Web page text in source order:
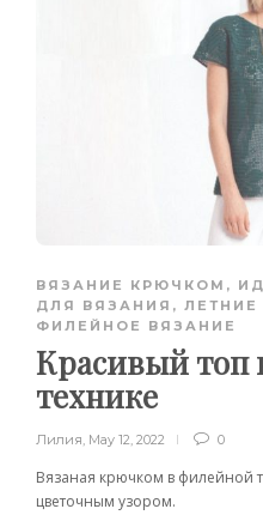
ВЯЗАНИЕ КРЮЧКОМ ,
ДЛЯ ВЯЗАНИЯ ,
ФИЛЕЙНОЕ ВЯЗАНИЕ
Красивый топ
технике
Лилия, May 12, 2022 0
Вязаная крючком в филейной
цветочным узором.